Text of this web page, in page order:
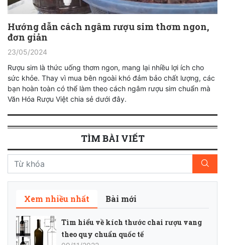
Hướng dẫn cách ngâm rượu sim thơm ngon,
đơn giản
23/05/2024
Rượu sim là thức uống thơm ngon, mang lại nhiều lợi ích cho
sức khỏe. Thay vì mua bên ngoài khó đảm bảo chất lượng, các
bạn hoàn toàn có thể làm theo cách ngâm rượu sim chuẩn mà
Văn Hóa Rượu Việt chia sẻ dưới đây.
TÌM BÀI VIẾT
Xem nhiều nhất Bài mới
Tìm hiểu về kích thước chai rượu vang
theo quy chuẩn quốc tế